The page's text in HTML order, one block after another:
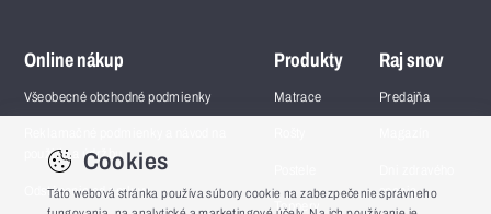
Online nákup
Všeobecné obchodné podmienky
použitie a údržbu
Odstúpenie od zmluvy
Produkty
Matrace
Toppery
Raj snov
Predajňa
spania
Cookies
Táto webová stránka používa súbory cookie na zabezpečenie správneho